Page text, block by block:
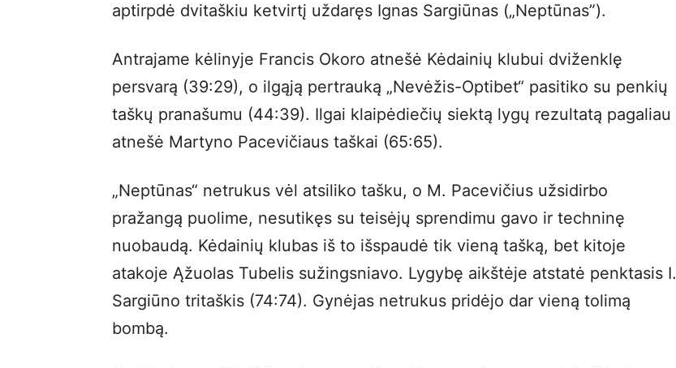
aptirpdė dvitaškiu ketvirtį uždaręs Ignas Sargiūnas („Neptūnas”).
Antrajame kėlinyje Francis Okoro atnešė Kėdainių klubui dviženklę
persvarą (39:29), o ilgąją pertrauką „Nevėžis-Optibet“ pasitiko su penkių
taškų pranašumu (44:39). Ilgai klaipėdiečių siektą lygų rezultatą pagaliau
atnešė Martyno Pacevičiaus taškai (65:65).
„Neptūnas“ netrukus vėl atsiliko tašku, o M. Pacevičius užsidirbo
pražangą puolime, nesutikęs su teisėjų sprendimu gavo ir techninę
nuobaudą. Kėdainių klubas iš to išspaudė tik vieną tašką, bet kitoje
atakoje Ąžuolas Tubelis sužingsniavo. Lygybę aikštėje atstatė penktasis I.
Sargiūno tritaškis (74:74). Gynėjas netrukus pridėjo dar vieną tolimą
bombą.